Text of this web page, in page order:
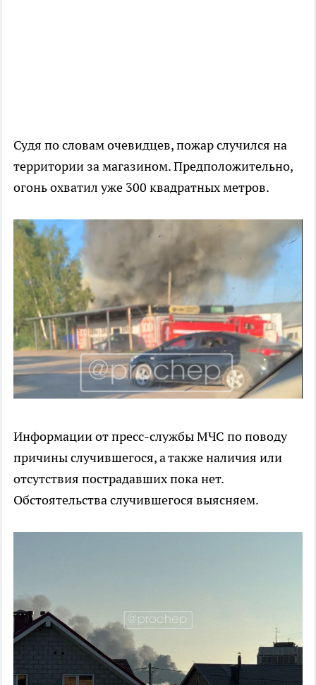
Судя по словам очевидцев, пожар случился на
территории за магазином. Предположительно,
огонь охватил уже 300 квадратных метров.
Информации от пресс-службы МЧС по поводу
причины случившегося, а также наличия или
отсутствия пострадавших пока нет.
Обстоятельства случившегося выясняем.